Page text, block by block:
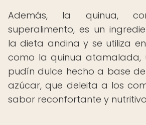
Además, la quinua,
superalimento, es un
la dieta andina y se utiliza
como la quinua atamalada,
pudín dulce hecho a base
azúcar, que deleita a los
sabor reconfortante y